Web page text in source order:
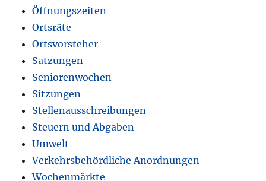
Öffnungszeiten
Ortsräte
Ortsvorsteher
Satzungen
Seniorenwochen
Sitzungen
Stellenausschreibungen
Steuern und Abgaben
Umwelt
Verkehrsbehördliche Anordnungen
Wochenmärkte